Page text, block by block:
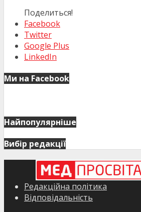
Поделиться!
Facebook
Twitter
Google Plus
LinkedIn
Ми на Facebook
Найпопулярніше
Вибір редакції
Редакційна політика
Відповідальність